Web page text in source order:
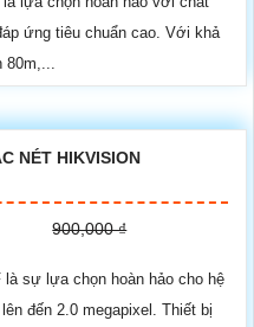
ứng tiêu chuẩn cao. Với khả
NÉT HIKVISION
900,000 ₫
là sự lựa chọn hoàn hảo cho hệ
đến 2.0 megapixel. Thiết bị